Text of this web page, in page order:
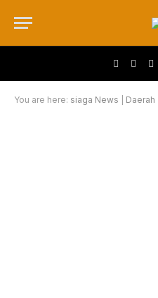
Facebook
X
You are here: siaga News Daerah